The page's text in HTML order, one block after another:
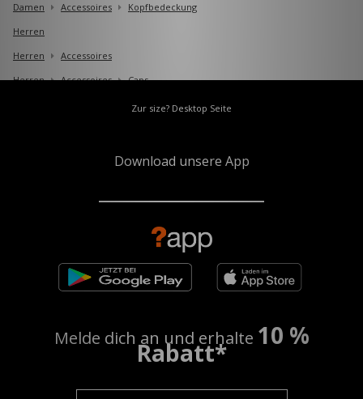
Damen
Accessoires
Kopfbedeckung
Herren
Herren
Accessoires
Herren
Accessoires Caps
Zur size? Desktop Seite
Download unsere App
Melde dich an und erhalte 10 %
Rabatt*